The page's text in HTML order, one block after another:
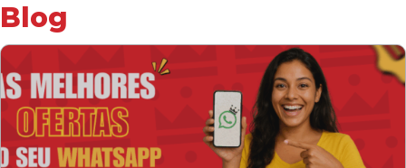
Blog